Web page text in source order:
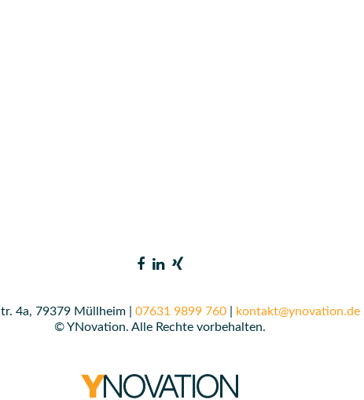
4a, 79379 Müllheim | 07631 9899 760| kontakt@ynovation.de|
© YNovation. Alle Rechte vorbehalten.